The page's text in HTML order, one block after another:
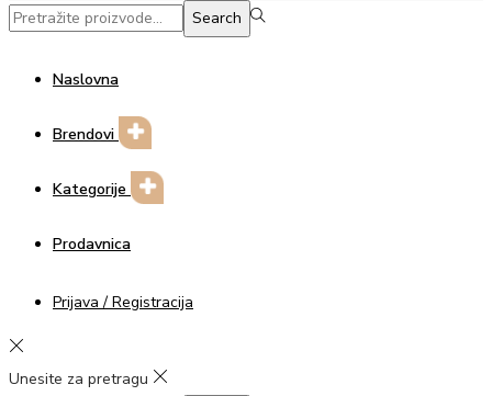
Search
Search
Naslovna
Brendovi
Kategorije
Prodavnica
Prijava / Registracija
Unesite za pretragu